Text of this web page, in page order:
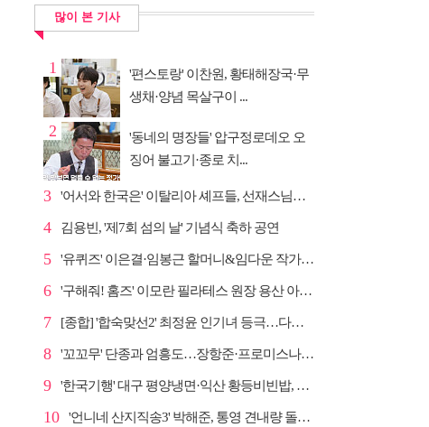
많이 본 기사
1
'편스토랑' 이찬원, 황태해장국·무
생채·양념 목살구이 ...
2
'동네의 명장들' 압구정로데오 오
징어 불고기·종로 치...
3 '어서와 한국은' 이탈리아 셰프들, 선재스님→라연 차도...
4 김용빈, '제7회 섬의 날' 기념식 축하 공연
5 '유퀴즈' 이은결·임봉근 할머니&임다운 작가·이승철, '...
6 '구해줘! 홈즈' 이모란 필라테스 원장 용산 아파트 방...
7 [종합] '합숙맞선2' 최정윤 인기녀 등극…다음주 마지막...
8 '꼬꼬무' 단종과 엄흥도…장항준·프로미스나인 이채영·...
9 '한국기행' 대구 평양냉면·익산 황등비빈밥, 백년 식당...
10 '언니네 산지직송3' 박해준, 통영 견내량 돌미역 조업 ...